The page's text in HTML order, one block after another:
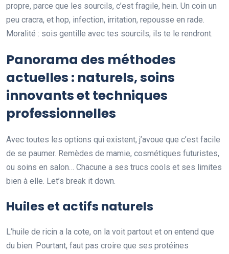
propre, parce que les sourcils, c’est fragile, hein. Un coin un
peu cracra, et hop, infection, irritation, repousse en rade.
Moralité : sois gentille avec tes sourcils, ils te le rendront.
Panorama des méthodes
actuelles : naturels, soins
innovants et techniques
professionnelles
Avec toutes les options qui existent, j’avoue que c’est facile
de se paumer. Remèdes de mamie, cosmétiques futuristes,
ou soins en salon… Chacune a ses trucs cools et ses limites
bien à elle. Let’s break it down.
Huiles et actifs naturels
L’huile de ricin a la cote, on la voit partout et on entend que
du bien. Pourtant, faut pas croire que ses protéines